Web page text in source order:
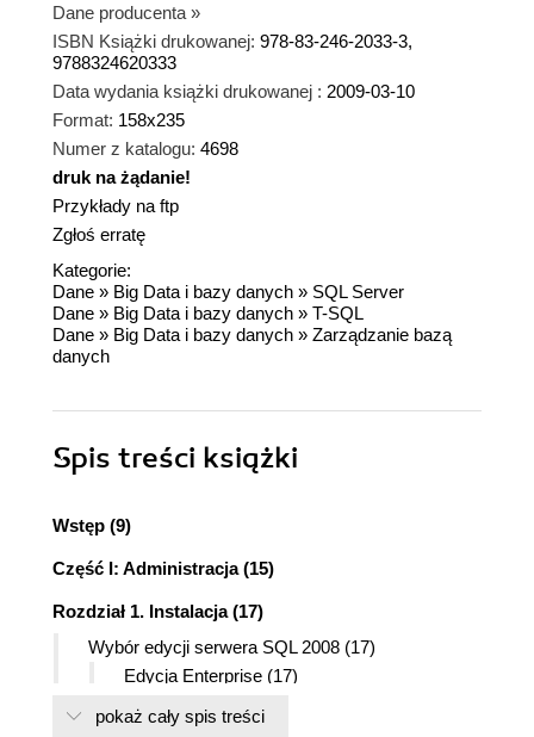
Dane producenta »
ISBN Książki drukowanej: 978-83-246-2033-3,
9788324620333
Data wydania książki drukowanej : 2009-03-10
Format: 158x235
Numer z katalogu: 4698
druk na żądanie!
Przykłady na ftp
Zgłoś erratę
Kategorie:
Dane » Big Data i bazy danych » SQL Server
Dane » Big Data i bazy danych » T-SQL
Dane » Big Data i bazy danych » Zarządzanie bazą
danych
Spis treści książki
Wstęp (9)
Część I: Administracja (15)
Rozdział 1. Instalacja (17)
Wybór edycji serwera SQL 2008 (17)
Edycja Enterprise (17)
Edycja Developer (18)
Edycja Standard (18)
pokaż cały spis treści